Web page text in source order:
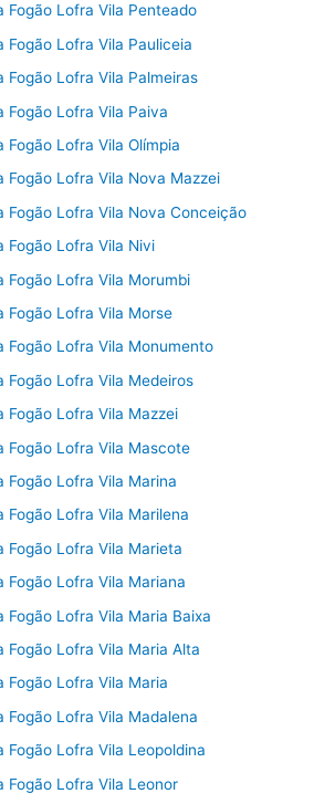
Fogão Lofra Vila Penteado
Fogão Lofra Vila Pauliceia
Fogão Lofra Vila Palmeiras
Fogão Lofra Vila Paiva
Fogão Lofra Vila Olímpia
Fogão Lofra Vila Nova Mazzei
Fogão Lofra Vila Nova Conceição
Fogão Lofra Vila Nivi
Fogão Lofra Vila Morumbi
Fogão Lofra Vila Morse
Fogão Lofra Vila Monumento
Fogão Lofra Vila Medeiros
Fogão Lofra Vila Mazzei
Fogão Lofra Vila Mascote
Fogão Lofra Vila Marina
Fogão Lofra Vila Marilena
Fogão Lofra Vila Marieta
Fogão Lofra Vila Mariana
Fogão Lofra Vila Maria Baixa
Fogão Lofra Vila Maria Alta
Fogão Lofra Vila Maria
Fogão Lofra Vila Madalena
Fogão Lofra Vila Leopoldina
Fogão Lofra Vila Leonor